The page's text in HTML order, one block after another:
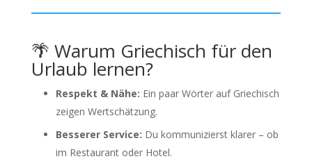
🌴 Warum Griechisch für den
Urlaub lernen?
Respekt & Nähe: Ein paar Wörter auf Griechisch
zeigen Wertschätzung.
Besserer Service: Du kommunizierst klarer – ob
im Restaurant oder Hotel.